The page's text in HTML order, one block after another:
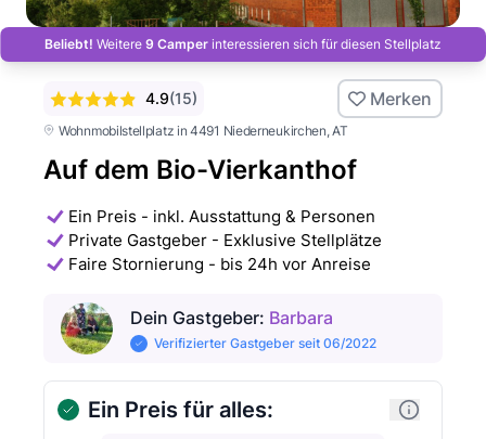
Beliebt! Weitere 9 Camper interessieren sich für diesen Stellplatz
Wohnmobilstellplatz in 4491 Niederneukirchen, AT
Auf dem Bio-Vierkanthof
4.9(15) Merken
Ein Preis - inkl. Ausstattung & Personen
Private Gastgeber - Exklusive Stellplätze
Faire Stornierung - bis 24h vor Anreise
Dein Gastgeber: Barbara
Verifizierter Gastgeber seit 06/2022
Ein Preis für alles: